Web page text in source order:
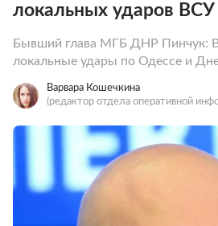
локальных ударов ВСУ
Бывший глава МГБ ДНР Пинчук:
локальные удары по Одессе и
Варвара Кошечкина
(редактор отдела оперативной